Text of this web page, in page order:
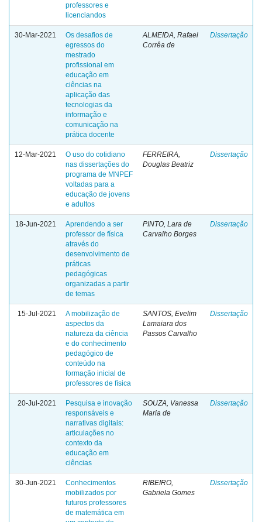
professores e
licenciandos
30-Mar-2021
Os desafios de
egressos do
mestrado
profissional em
educação em
ciências na
aplicação das
tecnologias da
informação e
comunicação na
prática docente
ALMEIDA, Rafael
Corrêa de
Dissertação
12-Mar-2021
O uso do cotidiano
nas dissertações do
programa de MNPEF
voltadas para a
educação de jovens
e adultos
FERREIRA,
Douglas Beatriz
Dissertação
18-Jun-2021
Aprendendo a ser
professor de física
através do
desenvolvimento de
práticas
pedagógicas
organizadas a partir
de temas
PINTO, Lara de
Carvalho Borges
Dissertação
15-Jul-2021
A mobilização de
aspectos da
natureza da ciência
e do conhecimento
pedagógico de
conteúdo na
formação inicial de
professores de física
SANTOS, Evelim
Lamaiara dos
Passos Carvalho
Dissertação
20-Jul-2021
Pesquisa e inovação
responsáveis e
narrativas digitais:
articulações no
contexto da
educação em
ciências
SOUZA, Vanessa
Maria de
Dissertação
30-Jun-2021
Conhecimentos
mobilizados por
futuros professores
de matemática em
RIBEIRO,
Gabriela Gomes
Dissertação